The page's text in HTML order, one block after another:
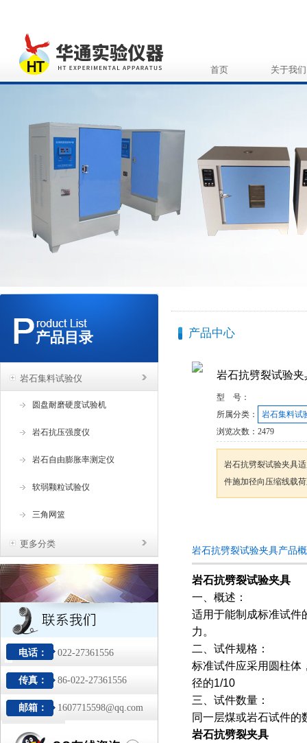
首页 关于我们
产品目录
岩石集料试验仪
圆盘耐磨硬度试验机
岩石抗压强度仪
岩石自由膨胀率测定仪
软弱颗粒试验仪
三角网篮
更多分类
电话： 022-27361556
传真： 86-022-27361556
邮箱： 1607715598@qq.com
产品中心
岩石抗劈裂试验夹
型 号：
所属分类：
岩石集料试
浏览次数： 2479
岩石抗劈裂试验夹具
件施加径向压缩线载
岩石抗劈裂试验夹具产品
岩石抗劈裂试验夹具
一、概述：
适用于能制成标准试件
力。
二、试件规格：
标准试件应采用圆柱体
径的1/10
三、试件数量：
同一层煤或岩石试件的
岩石抗劈裂夹具